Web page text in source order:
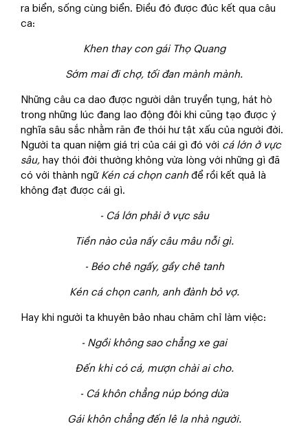
ra biển, sống cùng biển. Điều đó được đúc kết qua câu
ca:
Khen thay con gái Thọ Quang
Sớm mai đi chợ, tối đan mành mành.
Những câu ca dao được người dân truyền tụng, hát hò
trong những lúc đang lao động đôi khi cũng tạo được ý
nghĩa sâu sắc nhằm răn đe thói hư tật xấu của người đời.
Người ta quan niệm giá trị của cái gì đó với cá lớn ở vực
sâu, hay thói đời thường không vừa lòng với những gì đã
có với thành ngữ Kén cá chọn canh để rồi kết quả là
không đạt được cái gì.
- Cá lớn phải ở vực sâu
Tiền nào của nấy câu mâu nỗi gì.
- Béo chê ngấy, gầy chê tanh
Kén cá chọn canh, anh đành bỏ vợ.
Hay khi người ta khuyên bảo nhau chăm chỉ làm việc:
- Ngồi không sao chẳng xe gai
Đến khi có cá, mượn chài ai cho.
- Cá khôn chẳng núp bóng dừa
Gái khôn chẳng đến lê la nhà người.